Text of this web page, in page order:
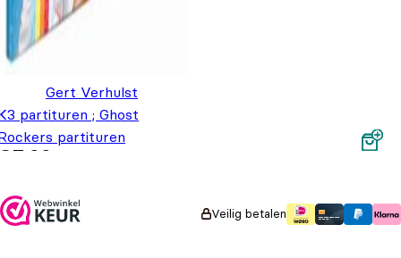
Gert Verhulst
partituren ; Ghost
partituren
7,99
Veilig betalen